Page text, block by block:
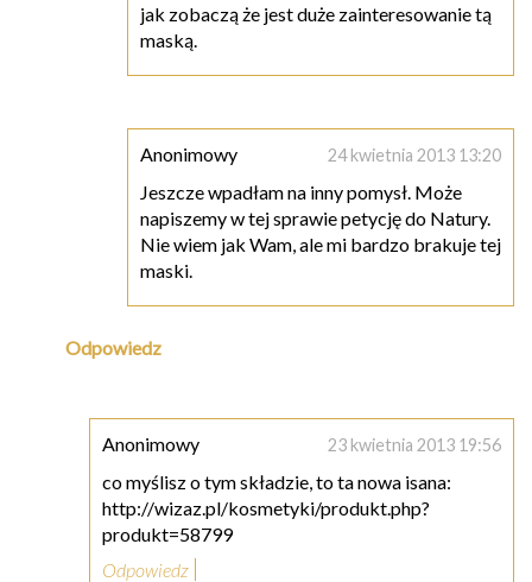
jak zobaczą że jest duże zainteresowanie tą
maską.
Anonimowy 24 kwietnia 2013 13:20
Jeszcze wpadłam na inny pomysł. Może
napiszemy w tej sprawie petycję do Natury.
Nie wiem jak Wam, ale mi bardzo brakuje tej
maski.
Odpowiedz
Anonimowy 23 kwietnia 2013 19:56
co myślisz o tym składzie, to ta nowa isana:
http://wizaz.pl/kosmetyki/produkt.php?
produkt=58799
Odpowiedz